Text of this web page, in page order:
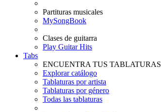
Partituras musicales
MySongBook
Clases de guitarra
Play Guitar Hits
Tabs
ENCUENTRA TUS TABLATURAS
Explorar catálogo
Tablaturas por artista
Tablaturas por género
Todas las tablaturas